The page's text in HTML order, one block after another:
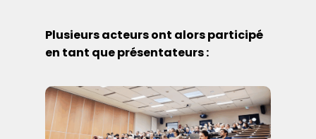
Plusieurs acteurs ont alors participé
en tant que présentateurs :